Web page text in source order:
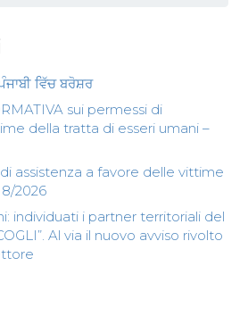
ਵਿੱਚ ਬਰੋਸ਼ਰ
sui permessi di
della tratta di esseri umani –
assistenza a favore delle vittime
2026
individuati i partner territoriali del
Al via il nuovo avviso rivolto